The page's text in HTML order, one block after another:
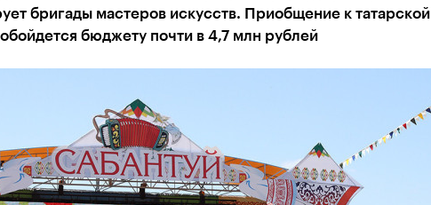
бригады мастеров искусств. Приобщение к татарской
обойдется бюджету почти в 4,7 млн рублей